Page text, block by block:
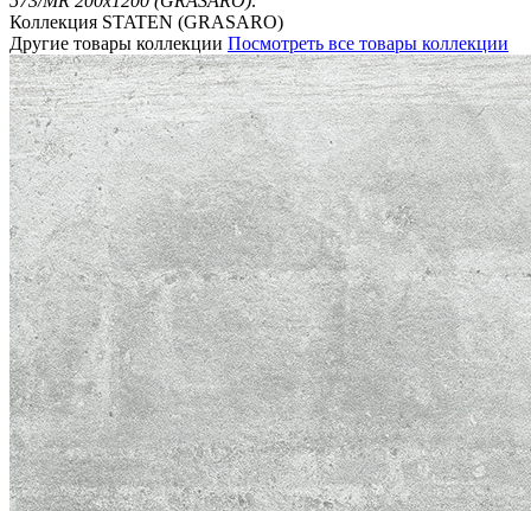
Коллекция STATEN (GRASARO)
Другие товары коллекции Посмотреть все товары коллекции